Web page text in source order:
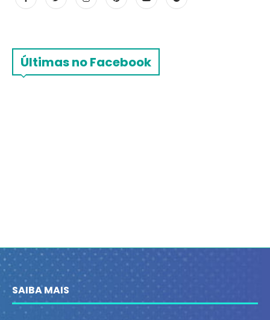
Últimas no Facebook
SAIBA MAIS